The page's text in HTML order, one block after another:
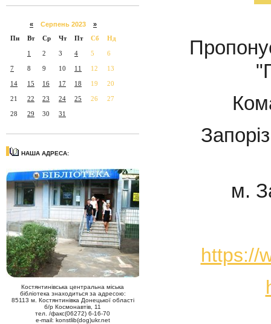
« Серпень 2023 »
Пн
Вт Ср Чт Пт Сб Нд
1 2 3 4 5 6
7 8 9 10 11 12 13
14 15 16 17 18 19 20
21 22 23 24 25 26 27
28 29 30 31
НАША АДРЕСА:
Костянтинівська центральна міська
бібліотека знаходиться за адресою:
85113 м. Костянтинівка Донецької області
б/р Космонавтів, 11
тел. /факс(06272) 6-16-70
e-mail: konstlib(dog)ukr.net
м.
https://